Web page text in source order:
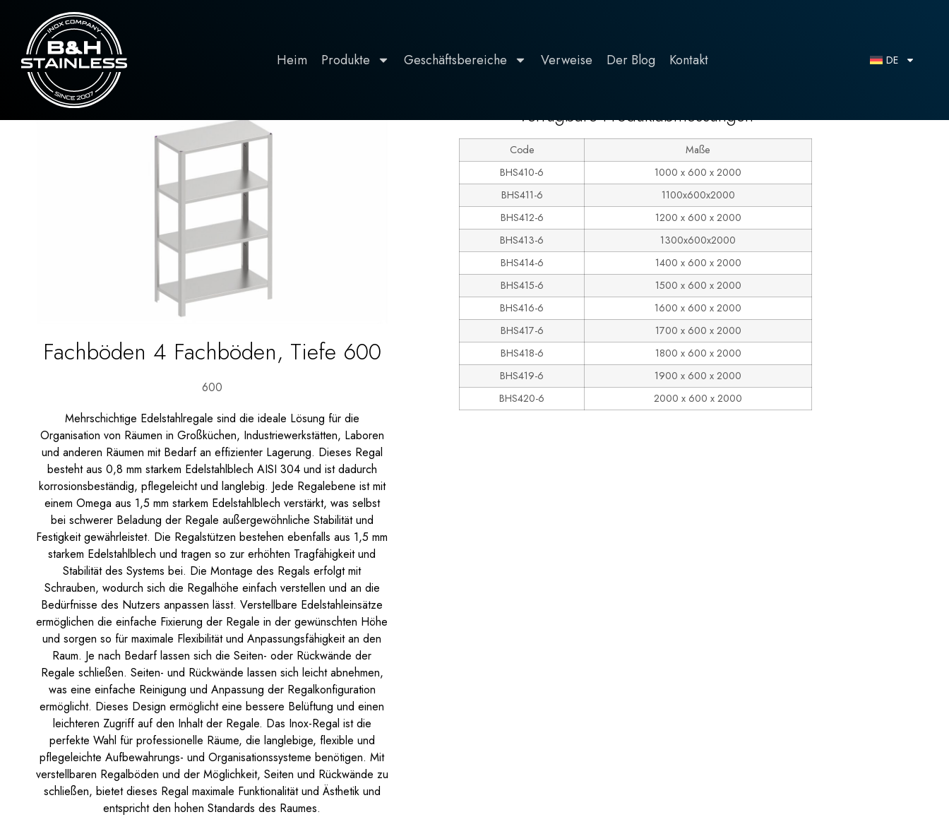
Heim Produkte Geschäftsbereiche Verweise Der Blog Kontakt DE
Heim
Fachböden 4 Fachböden, Tiefe 600
600
Mehrschichtige Edelstahlregale sind die ideale Lösung für die
Organisation von Räumen in Großküchen, Industriewerkstätten, Laboren
und anderen Räumen mit Bedarf an effizienter Lagerung. Dieses Regal
besteht aus 0,8 mm starkem Edelstahlblech AISI 304 und ist dadurch
korrosionsbeständig, pflegeleicht und langlebig. Jede Regalebene ist mit
einem Omega aus 1,5 mm starkem Edelstahlblech verstärkt, was selbst
bei schwerer Beladung der Regale außergewöhnliche Stabilität und
Festigkeit gewährleistet. Die Regalstützen bestehen ebenfalls aus 1,5 mm
starkem Edelstahlblech und tragen so zur erhöhten Tragfähigkeit und
Stabilität des Systems bei. Die Montage des Regals erfolgt mit
Schrauben, wodurch sich die Regalhöhe einfach verstellen und an die
Bedürfnisse des Nutzers anpassen lässt. Verstellbare Edelstahleinsätze
ermöglichen die einfache Fixierung der Regale in der gewünschten Höhe
und sorgen so für maximale Flexibilität und Anpassungsfähigkeit an den
Raum. Je nach Bedarf lassen sich die Seiten- oder Rückwände der
Regale schließen. Seiten- und Rückwände lassen sich leicht abnehmen,
was eine einfache Reinigung und Anpassung der Regalkonfiguration
ermöglicht. Dieses Design ermöglicht eine bessere Belüftung und einen
leichteren Zugriff auf den Inhalt der Regale. Das Inox-Regal ist die
perfekte Wahl für professionelle Räume, die langlebige, flexible und
pflegeleichte Aufbewahrungs- und Organisationssysteme benötigen. Mit
verstellbaren Regalböden und der Möglichkeit, Seiten und Rückwände zu
schließen, bietet dieses Regal maximale Funktionalität und Ästhetik und
entspricht den hohen Standards des Raumes.
Verfügbare Produktabmessungen
Code
Maße
BHS410-6
1000 x 600 x 2000
BHS411-6
1100x600x2000
BHS412-6
1200 x 600 x 2000
BHS413-6
1300x600x2000
BHS414-6
1400 x 600 x 2000
BHS415-6
1500 x 600 x 2000
BHS416-6
1600 x 600 x 2000
BHS417-6
1700 x 600 x 2000
BHS418-6
1800 x 600 x 2000
BHS419-6
1900 x 600 x 2000
BHS420-6
2000 x 600 x 2000